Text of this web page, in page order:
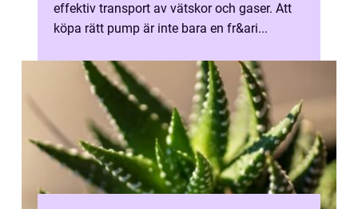
effektiv transport av vätskor och gaser. Att
köpa rätt pump är inte bara en fr&ari...